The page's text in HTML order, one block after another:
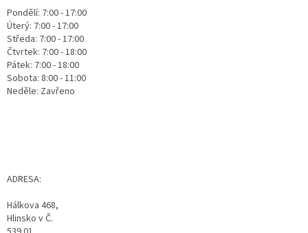
Pondělí: 7:00 - 17:00
Úterý: 7:00 - 17:00
Středa: 7:00 - 17:00
Čtvrtek: 7:00 - 18:00
Pátek: 7:00 - 18:00
Sobota: 8:00 - 11:00
Neděle: Zavřeno
ADRESA:
Hálkova 468,
Hlinsko v Č.